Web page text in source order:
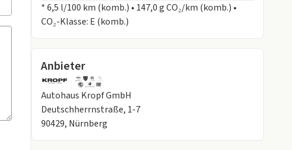
* 6,5 l/100 km (komb.) • 147,0 g CO₂/km (komb.) •
CO₂-Klasse: E (komb.)
Anbieter
Autohaus Kropf GmbH
Deutschherrnstraße, 1-7
90429, Nürnberg